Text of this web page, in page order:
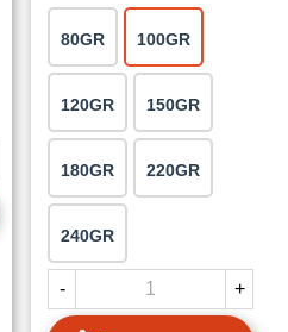
80GR 100GR
120GR 150GR
180GR 220GR
240GR
- +